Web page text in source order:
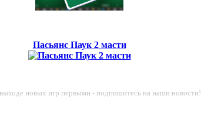
Пасьянс Паук 2 масти
выходе новых игр первыми - подпишитесь на наши новости!